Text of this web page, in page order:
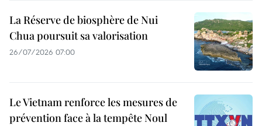
La Réserve de biosphère de Nui
Chua poursuit sa valorisation
26/07/2026 07:00
Le Vietnam renforce les mesures de
prévention face à la tempête Noul